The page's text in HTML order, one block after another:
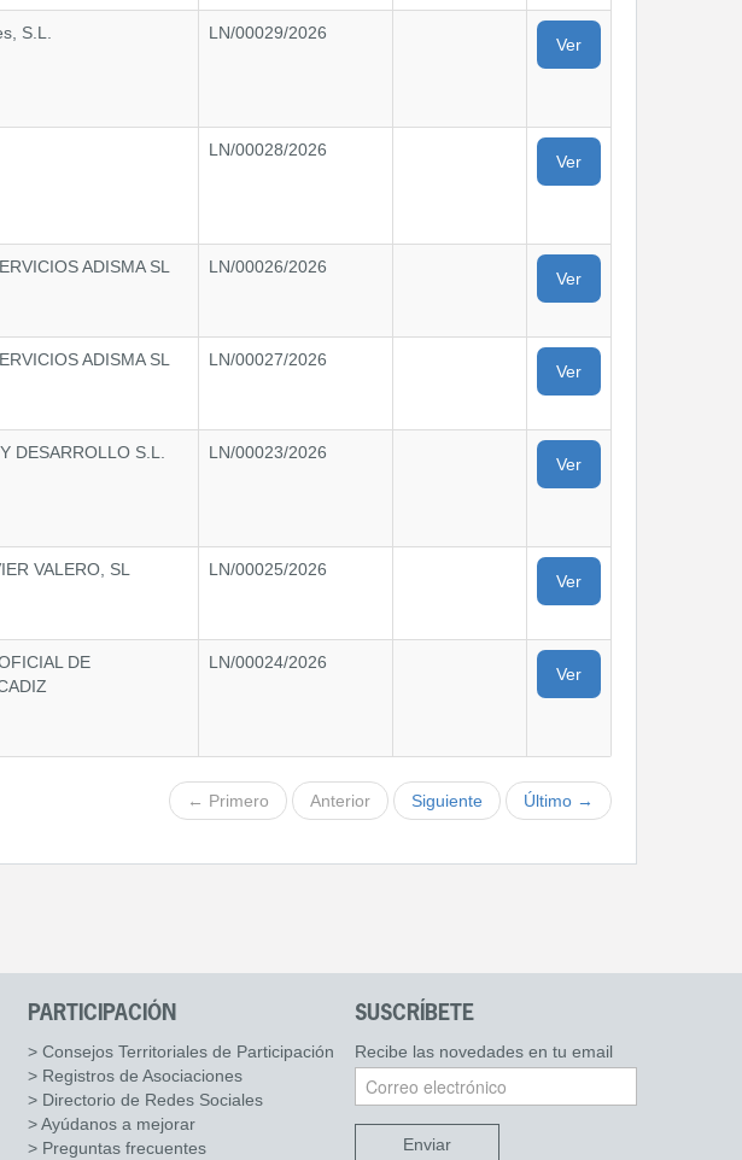
S.L. LN/00029/2026
Ver
LN/00028/2026
Ver
ADISMA SL LN/00026/2026
Ver
ADISMA SL LN/00027/2026
Ver
DESARROLLO S.L. LN/00023/2026
Ver
VALERO, SL LN/00025/2026
Ver
DE
LN/00024/2026
Ver
← Primero Anterior Siguiente Último →
PARTICIPACIÓN
> Consejos Territoriales de Participación
> Registros de Asociaciones
> Directorio de Redes Sociales
> Ayúdanos a mejorar
> Preguntas frecuentes
SUSCRÍBETE
Recibe las novedades en tu email
Enviar